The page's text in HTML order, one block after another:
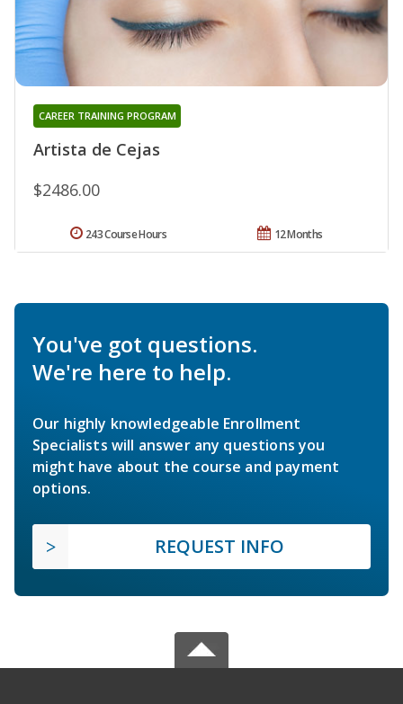
Artista de Cejas
CAREER TRAINING PROGRAM
$2486.00
12 Months
243 Course Hours
You've got questions.
We're here to help.
Our highly knowledgeable Enrollment
Specialists will answer any questions you
might have about the course and payment
options.
REQUEST INFO